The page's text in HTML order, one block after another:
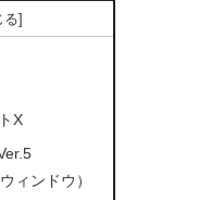
X
ィンドウ）